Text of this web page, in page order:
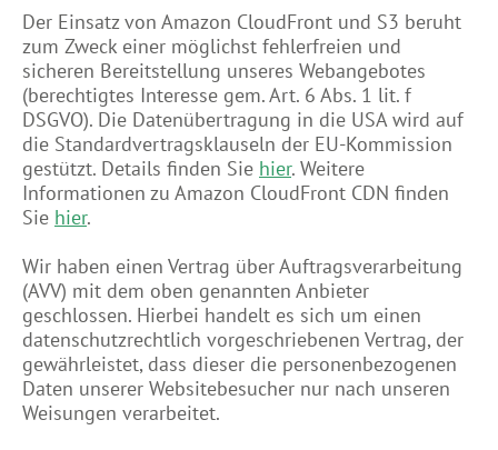
Der Einsatz von Amazon CloudFront und S3 beruht
zum Zweck einer möglichst fehlerfreien und
sicheren Bereitstellung unseres Webangebotes
(berechtigtes Interesse gem. Art. 6 Abs. 1 lit. f
DSGVO). Die Datenübertragung in die USA wird auf
die Standardvertragsklauseln der EU-Kommission
gestützt. Details finden Sie hier. Weitere
Informationen zu Amazon CloudFront CDN finden
Sie hier.
Wir haben einen Vertrag über Auftragsverarbeitung
(AVV) mit dem oben genannten Anbieter
geschlossen. Hierbei handelt es sich um einen
datenschutzrechtlich vorgeschriebenen Vertrag, der
gewährleistet, dass dieser die personenbezogenen
Daten unserer Websitebesucher nur nach unseren
Weisungen verarbeitet.